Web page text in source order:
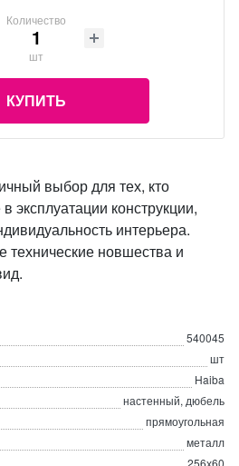
Количество
шт
КУПИТЬ
выбор для тех, кто
эксплуатации конструкции,
интерьера.
технические новшества и
540045
шт
Haiba
настенный, дюбель
прямоугольная
металл
256х60